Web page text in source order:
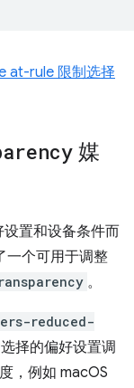
at-rule 限制选择
媒
置和设备条件而
一个可用于调整
。
reduced-
择的偏好设置调
，例如 macOS